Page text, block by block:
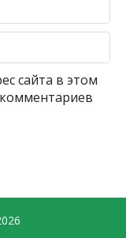
сайта в этом